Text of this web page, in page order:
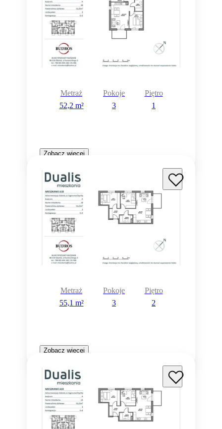
Metraż
52,2 m²
Pokoje
3
Piętro
1
Zobacz więcej
Metraż
55,1 m²
Pokoje
3
Piętro
2
Zobacz więcej